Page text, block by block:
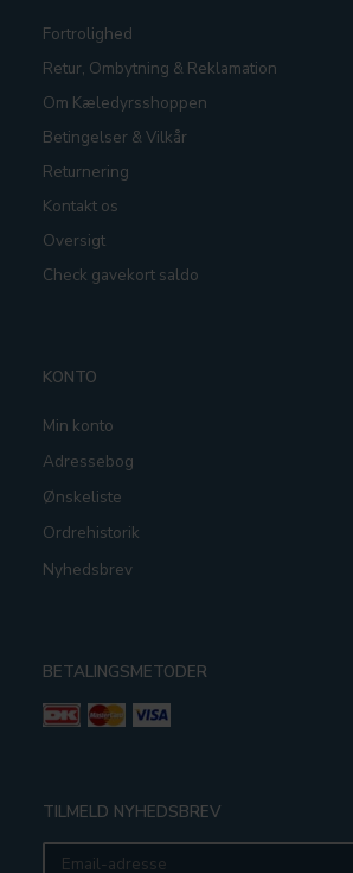
Fortrolighed
Retur, Ombytning & Reklamation
Om Kæledyrsshoppen
Betingelser & Vilkår
Returnering
Kontakt os
Oversigt
Check gavekort saldo
KONTO
Min konto
Adressebog
Ønskeliste
Ordrehistorik
Nyhedsbrev
BETALINGSMETODER
TILMELD NYHEDSBREV
Email-